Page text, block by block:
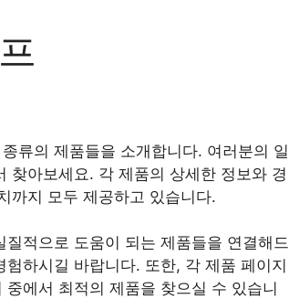
류의 제품들을 소개합니다. 여러분의 일
찾아보세요. 각 제품의 상세한 정보와 경
까지 모두 제공하고 있습니다.
적으로 도움이 되는 제품들을 연결해드
하시길 바랍니다. 또한, 각 제품 페이지
에서 최적의 제품을 찾으실 수 있습니